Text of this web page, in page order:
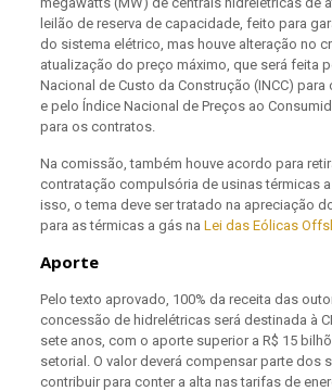
leilão de reserva de capacidade, feito para
do sistema elétrico, mas houve alteração no
atualização do preço máximo, que será feita
Nacional de Custo da Construção (INCC)
e pelo Índice Nacional de Preços ao
para os contratos.
Na comissão, também houve acordo para
contratação compulsória de usinas térmicas a
isso, o tema deve ser tratado na apreciação
para as térmicas a gás na Lei das Eólicas
Aporte
Pelo texto aprovado, 100% da receita das
concessão de hidrelétricas será destinada à
sete anos, com o aporte superior a R$ 15
setorial. O valor deverá compensar parte dos
contribuir para conter a alta nas tarifas de